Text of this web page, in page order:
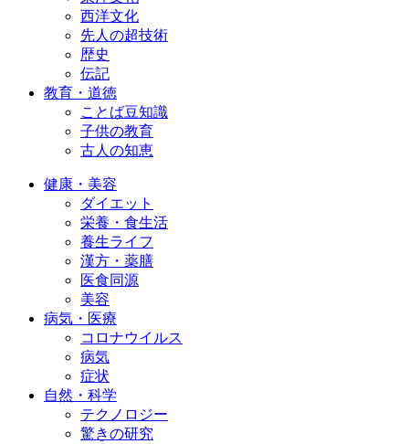
西洋文化
先人の超技術
歴史
伝記
教育・道徳
ことば豆知識
子供の教育
古人の知恵
健康・美容
ダイエット
栄養・食生活
養生ライフ
漢方・薬膳
医食同源
美容
病気・医療
コロナウイルス
病気
症状
自然・科学
テクノロジー
驚きの研究